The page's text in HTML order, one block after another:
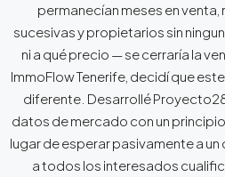
permanecían meses en
sucesivas y propietarios sin
ni a qué precio — se cerraría la
ImmoFlow Tenerife, decidí que
diferente. Desarrollé
datos de mercado con un
lugar de esperar pasivamente a
a todos los interesados